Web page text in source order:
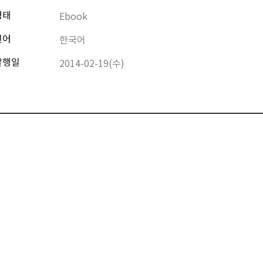
Ebook
한국어
행일 2014-02-19(수)